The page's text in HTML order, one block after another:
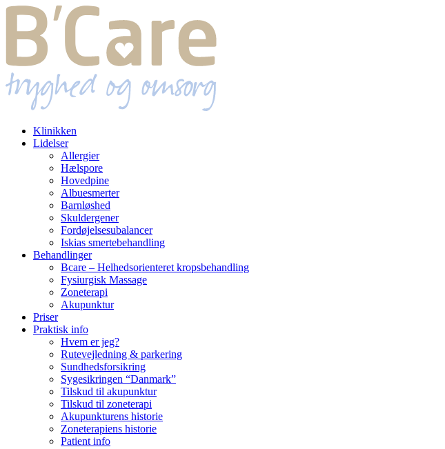
Klinikken
Lidelser
Allergier
Hælspore
Hovedpine
Albuesmerter
Barnløshed
Skuldergener
Fordøjelsesubalancer
Iskias smertebehandling
Behandlinger
Bcare – Helhedsorienteret kropsbehandling
Fysiurgisk Massage
Zoneterapi
Akupunktur
Priser
Praktisk info
Hvem er jeg?
Rutevejledning & parkering
Sundhedsforsikring
Sygesikringen “Danmark”
Tilskud til akupunktur
Tilskud til zoneterapi
Akupunkturens historie
Zoneterapiens historie
Patient info